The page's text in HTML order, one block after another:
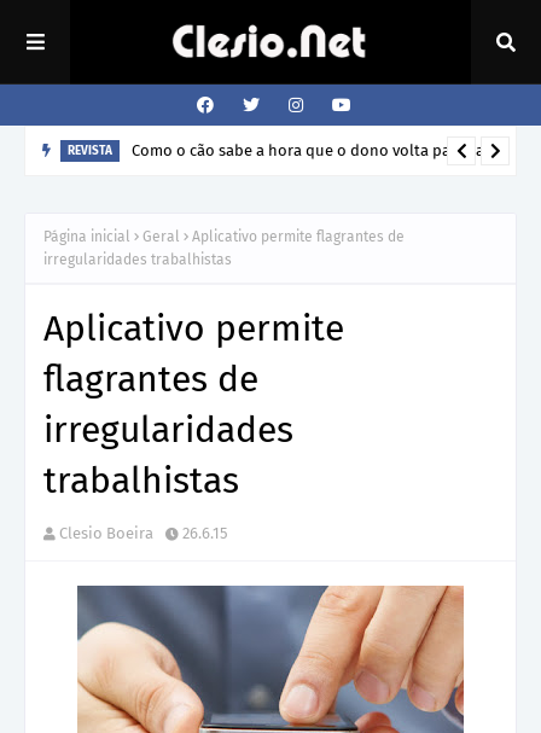
REVISTA Como o cão sabe a hora que o dono volta para casa?
Página inicial Geral
Aplicativo permite flagrantes de
irregularidades trabalhistas
Aplicativo permite
flagrantes de
irregularidades
trabalhistas
Clesio Boeira 26.6.15